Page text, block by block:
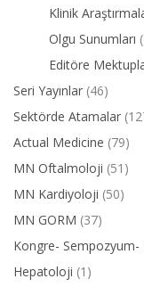
Klinik
Olgu Sunumları
Editöre
Seri Yayınlar (46)
Sektörde Atamalar
Actual Medicine (79)
MN Oftalmoloji (51)
MN Kardiyoloji (50)
MN GORM (37)
Kongre- Sempozyum-
Hepatoloji (1)